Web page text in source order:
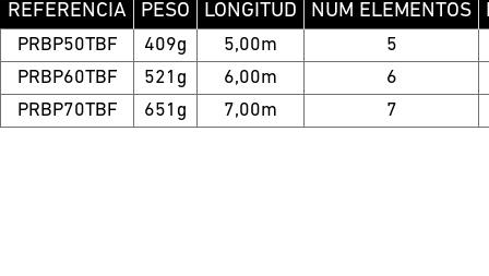
REFERENCIA PESO LONGITUD NUM ELEMENTOS
PRBP50TBF 409g 5,00m
5
PRBP60TBF
521g 6,00m
6
PRBP70TBF
651g 7,00m 7